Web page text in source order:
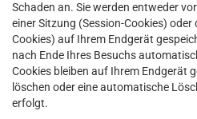
Schaden an. Sie werden entweder
einer Sitzung (Session-Cookies)
Cookies) auf Ihrem Endgerät
nach Ende Ihres Besuchs
Cookies bleiben auf Ihrem Endgerät
löschen oder eine automatische
erfolgt.